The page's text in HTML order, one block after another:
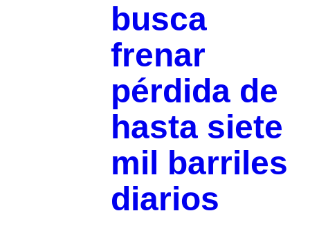
busca
frenar
pérdida de
hasta siete
mil barriles
diarios